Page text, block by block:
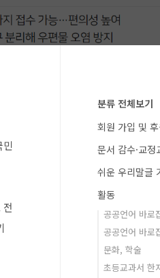
민
분류 전체보기
회원 가입 및
문서 감수·교정
쉬운 우리말글
활동
공공언어 바로
공공언어 바로
문화, 학술
초등교과서 한